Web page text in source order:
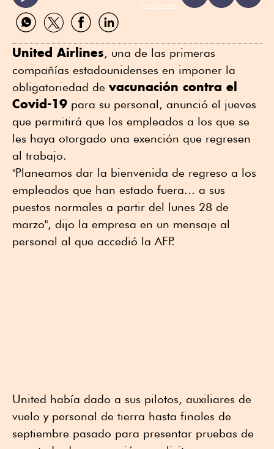
ReadSpeaker
Compartir
por
Compartir
por
Compartir
por
Compartir
por
United Airlines, una de las primeras
compañías estadounidenses en imponer la
obligatoriedad de vacunación contra el
Covid-19 para su personal, anunció el jueves
que permitirá que los empleados a los que se
les haya otorgado una exención que regresen
al trabajo.
"Planeamos dar la bienvenida de regreso a los
empleados que han estado fuera... a sus
puestos normales a partir del lunes 28 de
marzo", dijo la empresa en un mensaje al
personal al que accedió la AFP.
United había dado a sus pilotos, auxiliares de
vuelo y personal de tierra hasta finales de
septiembre pasado para presentar pruebas de